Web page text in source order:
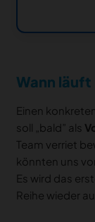
Wann läuft
Einen
soll „bald” als
Team verriet
könnten uns
Es wird das
Reihe wieder